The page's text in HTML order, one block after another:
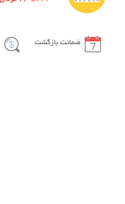
ضمانت بازگشت